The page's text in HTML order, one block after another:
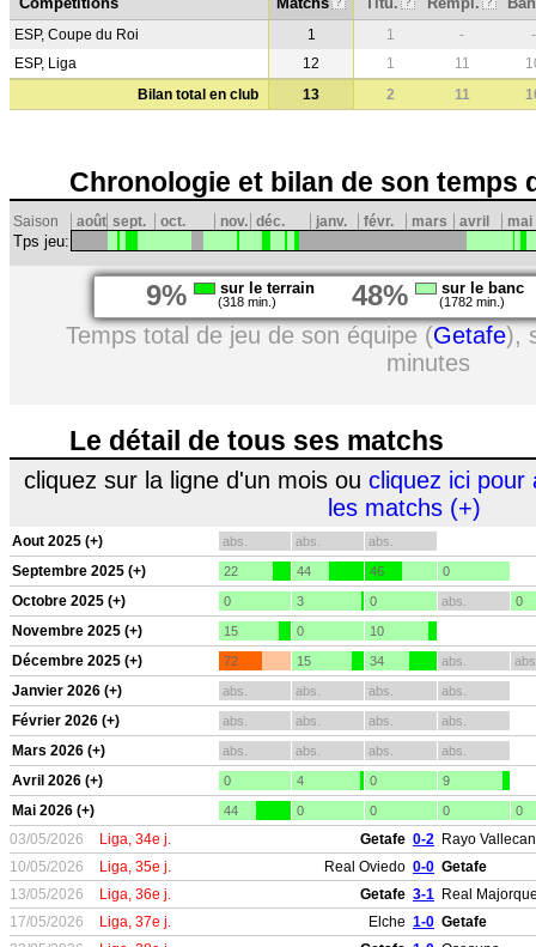
ESP, Coupe du Roi 1 1 -
-
ESP, Liga
12 1 11
Bilan total en club
13 2 11
Chronologie et bilan de son temps
Saison août sept. oct. nov. déc. janv. févr. mars avril mai
Tps jeu:
9% sur le terrain
(318 min.) 48% sur le banc
(1782 min.)
Temps total de jeu de son équipe (Getafe),
minutes
Le détail de tous ses matchs
cliquez sur la ligne d'un mois ou cliquez ici pour
les matchs (+)
Aout 2025 (+) abs. abs. abs.
Septembre 2025 (+) 22 44 46 0
Octobre 2025 (+) 0 3 0 abs. 0
Novembre 2025 (+) 15 0 10
Décembre 2025 (+) 72 15 34 abs.
Janvier 2026 (+) abs. abs. abs. abs.
Février 2026 (+) abs. abs. abs. abs.
Mars 2026 (+) abs. abs. abs. abs.
Avril 2026 (+) 0 4 0 9
Mai 2026 (+) 44 0 0 0 0
03/05/2026 Liga, 34e j. Getafe 0-2 Rayo
10/05/2026
Liga, 35e j. Real Oviedo 0-0 Getafe
13/05/2026
Liga, 36e j. Getafe 3-1 Real
17/05/2026
Liga, 37e j. Elche 1-0 Getafe